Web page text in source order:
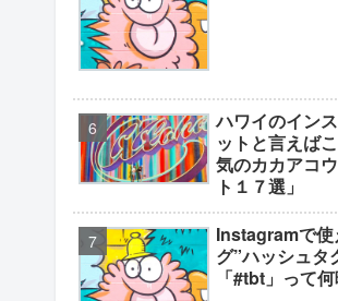
ハワイのイン
ットと言えば
気のカカアコ
ト１７選」
Instagramで使
グ”ハッシュタ
「#tbt」って